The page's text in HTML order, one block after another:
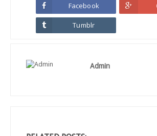
Facebook
Tumblr
Admin